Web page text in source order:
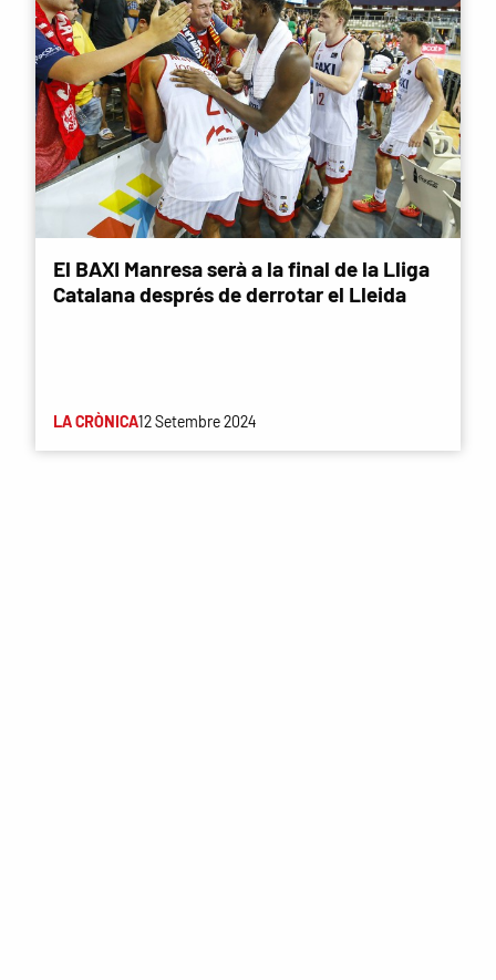
El BAXI Manresa serà a la final de la Lliga
Catalana després de derrotar el Lleida
LA CRÒNICA12 Setembre 2024